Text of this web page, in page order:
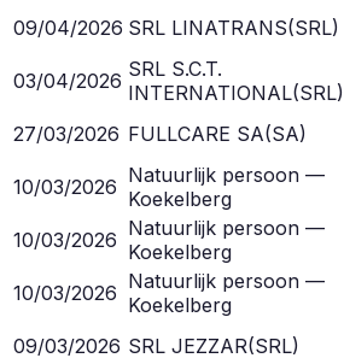
09/04/2026 SRL LINATRANS(SRL)
03/04/2026 SRL S.C.T.
INTERNATIONAL(SRL)
27/03/2026 FULLCARE SA(SA)
10/03/2026 Natuurlijk persoon —
Koekelberg
10/03/2026 Natuurlijk persoon —
Koekelberg
10/03/2026 Natuurlijk persoon —
Koekelberg
09/03/2026 SRL JEZZAR(SRL)